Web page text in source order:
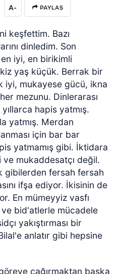
A- PAYLAŞ
keşfettim. Bazı
dinledim. Son
iyi, en birikimli
yaş küçük. Berrak bir
iyi, mukayese gücü, ikna
mezunu. Dinlerarası
hapis yatmış.
yatmış. Merdan
için bar bar
yatmamış gibi. İktidara
ve mukaddesatçı değil.
gibilerden fersah fersah
ifşa ediyor. İkisinin de
En mümeyyiz vasfı
bid'atlerle mücadele
yakıştırması bir
anlatır gibi hepsine
çağırmaktan başka